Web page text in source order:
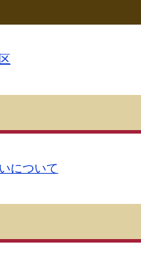
について